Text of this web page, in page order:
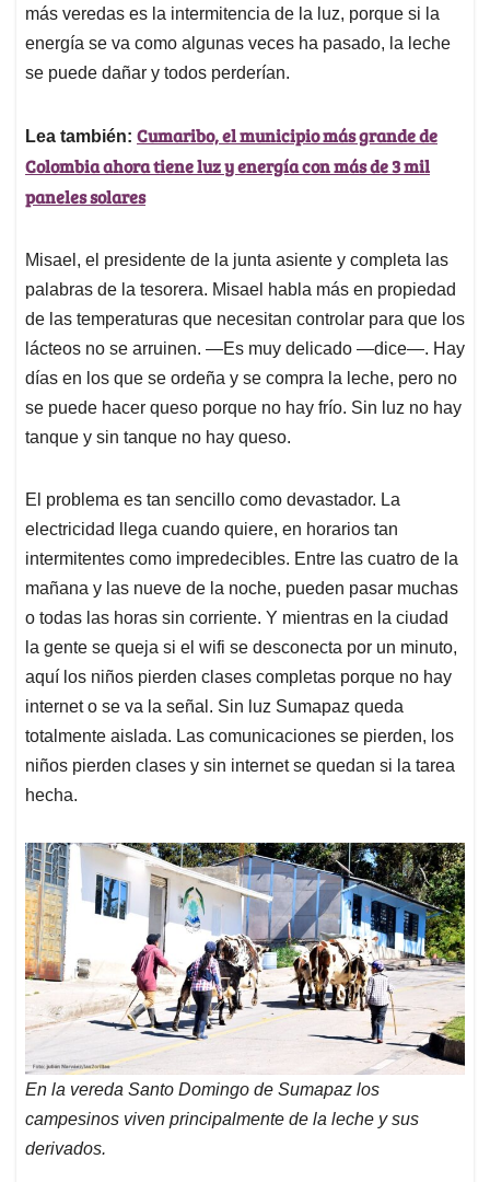
más veredas es la intermitencia de la luz, porque si la
energía se va como algunas veces ha pasado, la leche
se puede dañar y todos perderían.
Lea también: Cumaribo, el municipio más grande de
Colombia ahora tiene luz y energía con más de 3 mil
paneles solares
Misael, el presidente de la junta asiente y completa las
palabras de la tesorera. Misael habla más en propiedad
de las temperaturas que necesitan controlar para que los
lácteos no se arruinen. —Es muy delicado —dice—. Hay
días en los que se ordeña y se compra la leche, pero no
se puede hacer queso porque no hay frío. Sin luz no hay
tanque y sin tanque no hay queso.
El problema es tan sencillo como devastador. La
electricidad llega cuando quiere, en horarios tan
intermitentes como impredecibles. Entre las cuatro de la
mañana y las nueve de la noche, pueden pasar muchas
o todas las horas sin corriente. Y mientras en la ciudad
la gente se queja si el wifi se desconecta por un minuto,
aquí los niños pierden clases completas porque no hay
internet o se va la señal. Sin luz Sumapaz queda
totalmente aislada. Las comunicaciones se pierden, los
niños pierden clases y sin internet se quedan si la tarea
hecha.
En la vereda Santo Domingo de Sumapaz los
campesinos viven principalmente de la leche y sus
derivados.